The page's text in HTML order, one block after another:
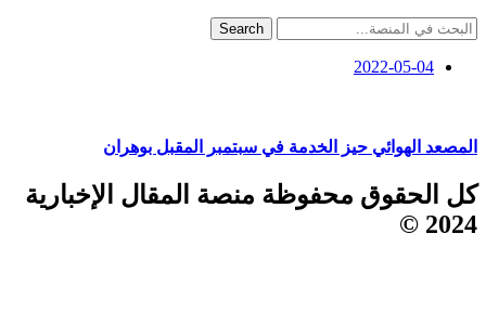
Search
2022-05-04
المصعد الهوائي حيز الخدمة في سبتمبر المقبل بوهران
كل الحقوق محفوظة منصة المقال الإخبارية
2024 ©